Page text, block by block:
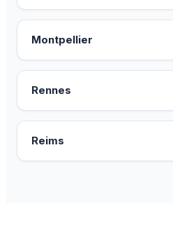
Montpellier
Rennes
Reims